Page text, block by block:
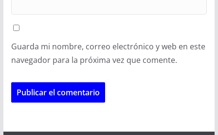
Guarda mi nombre, correo electrónico y web en este
navegador para la próxima vez que comente.